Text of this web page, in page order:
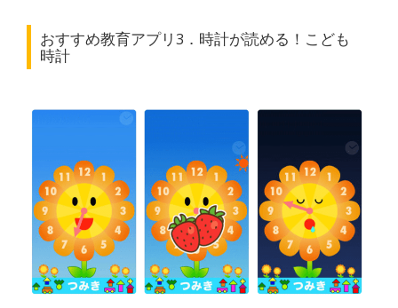
おすすめ教育アプリ3．時計が読める！こども
時計